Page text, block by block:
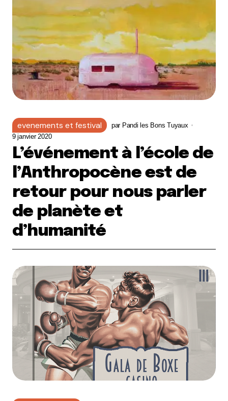
evenements et festival par Pandi les Bons Tuyaux
9 janvier 2020
L’événement à l’école de
l’Anthropocène est de
retour pour nous parler
de planète et
d’humanité